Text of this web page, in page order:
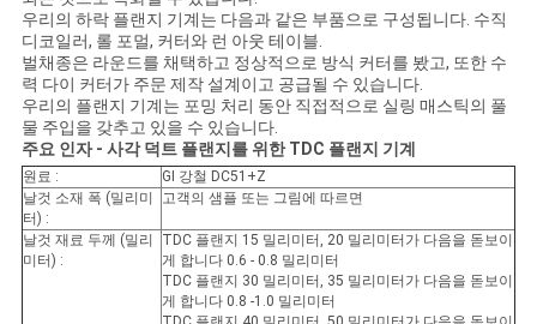
인
용
을
요
청
우리의 하락 플랜지 기계는 다음과 같은 부품으로 구성됩니다. 수직
디코일러, 롤 포멀, 커터와 런 아웃 테이블.
벌채종은 라운드를 채택하고 정상적으로 방식 커터를 봤고, 또한 수
력 다이 커터가 주문 제작 설계이고 공급될 수 있습니다.
우리의 플랜지 기계는 포밍 처리 동안 직접적으로 실링 매스틱의 풀
물 주입을 갖추고 있을 수 있습니다.
주요 인자 - 사각 덕트 플랜지를 위한 TDC 플랜지 기계
원료 :
GI 강철 DC51+Z
날것 소재 폭 (밀리미
터) :
고객의 샘플 또는 그림에 따르면
날것 재료 두께 (밀리
미터) :
TDC 플랜지 15 밀리미터, 20 밀리미터가 다음을 돋보이
게 합니다 0.6 - 0.8 밀리미터
TDC 플랜지 30 밀리미터, 35 밀리미터가 다음을 돋보이
게 합니다 0.8 -1.0 밀리미터